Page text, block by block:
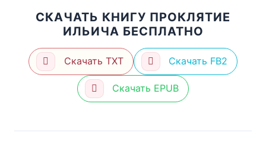
СКАЧАТЬ КНИГУ ПРОКЛЯТИЕ
ИЛЬИЧА БЕСПЛАТНО
Скачать TXT Скачать FB2
Скачать EPUB